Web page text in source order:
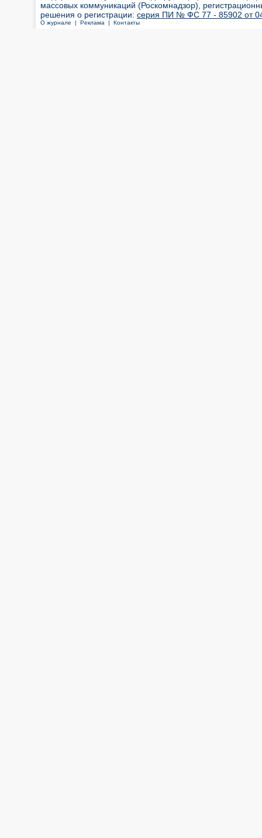
массовых коммуникаций (Роскомнадзор),
решения о регистрации: серия ПИ № ФС 77 - 85902 от 04
О журнале | Реклама | Контакты